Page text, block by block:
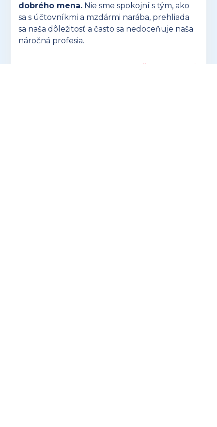
dobrého mena. Nie sme spokojní s tým, ako
sa s účtovníkmi a mzdármi narába, prehliada
sa naša dôležitosť a často sa nedoceňuje naša
náročná profesia.